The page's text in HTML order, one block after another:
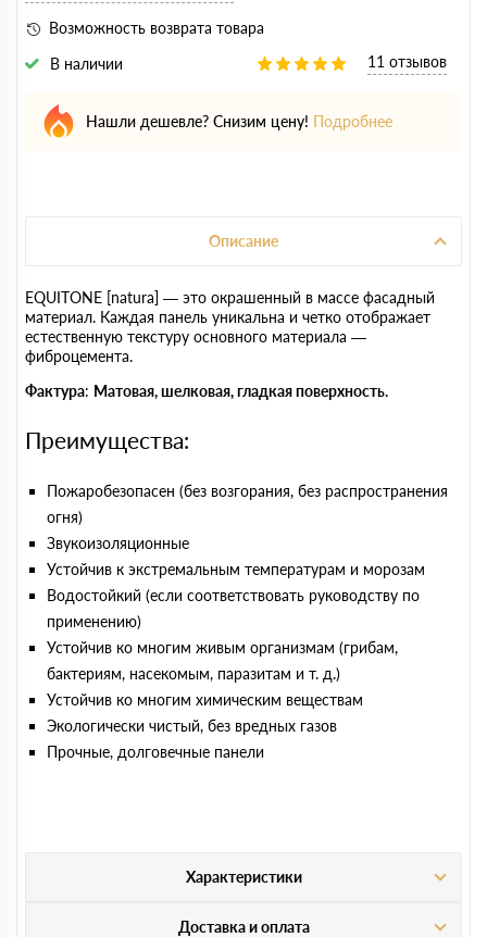
Возможность возврата товара
В наличии
11 отзывов
Нашли дешевле? Снизим цену! Подробнее
Описание
EQUITONE [natura] — это окрашенный в массе фасадный
материал. Каждая панель уникальна и четко отображает
естественную текстуру основного материала —
фиброцемента.
Фактура: Матовая, шелковая, гладкая поверхность.
Преимущества:
Пожаробезопасен (без возгорания, без распространения
огня)
Звукоизоляционные
Устойчив к экстремальным температурам и морозам
Водостойкий (если соответствовать руководству по
применению)
Устойчив ко многим живым организмам (грибам,
бактериям, насекомым, паразитам и т. д.)
Устойчив ко многим химическим веществам
Экологически чистый, без вредных газов
Прочные, долговечные панели
Характеристики
Доставка и оплата